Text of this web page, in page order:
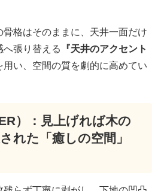
格はそのままに、天井一面だけ
へ張り替える
『天井のアクセント
用い、空間の質を劇的に高めてい
）：見上げれば木の
れた「癒しの空間」